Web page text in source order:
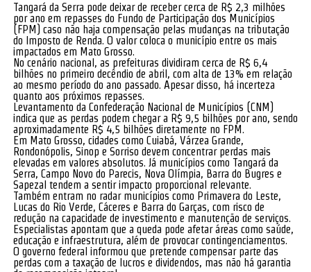
Tangará da Serra pode deixar de receber cerca de R$ 2,3 milhões
por ano em repasses do Fundo de Participação dos Municípios
(FPM) caso não haja compensação pelas mudanças na tributação
do Imposto de Renda. O valor coloca o município entre os mais
impactados em Mato Grosso.
No cenário nacional, as prefeituras dividiram cerca de R$ 6,4
bilhões no primeiro decêndio de abril, com alta de 13% em relação
ao mesmo período do ano passado. Apesar disso, há incerteza
quanto aos próximos repasses.
Levantamento da Confederação Nacional de Municípios (CNM)
indica que as perdas podem chegar a R$ 9,5 bilhões por ano, sendo
aproximadamente R$ 4,5 bilhões diretamente no FPM.
Em Mato Grosso, cidades como Cuiabá, Várzea Grande,
Rondonópolis, Sinop e Sorriso devem concentrar perdas mais
elevadas em valores absolutos. Já municípios como Tangará da
Serra, Campo Novo do Parecis, Nova Olímpia, Barra do Bugres e
Sapezal tendem a sentir impacto proporcional relevante.
Também entram no radar municípios como Primavera do Leste,
Lucas do Rio Verde, Cáceres e Barra do Garças, com risco de
redução na capacidade de investimento e manutenção de serviços.
Especialistas apontam que a queda pode afetar áreas como saúde,
educação e infraestrutura, além de provocar contingenciamentos.
O governo federal informou que pretende compensar parte das
perdas com a taxação de lucros e dividendos, mas não há garantia